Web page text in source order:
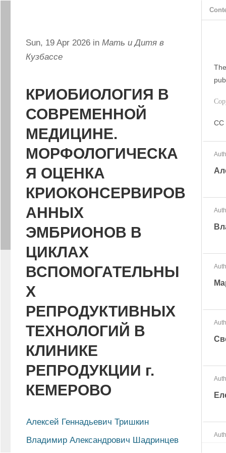
Sun, 19 Apr 2026 in Мать и Дитя в
Кузбассе
КРИОБИОЛОГИЯ В
СОВРЕМЕННОЙ
МЕДИЦИНЕ.
МОРФОЛОГИЧЕСКА
Я ОЦЕНКА
КРИОКОНСЕРВИРОВ
АННЫХ
ЭМБРИОНОВ В
ЦИКЛАХ
ВСПОМОГАТЕЛЬНЫ
Х
РЕПРОДУКТИВНЫХ
ТЕХНОЛОГИЙ В
КЛИНИКЕ
РЕПРОДУКЦИИ г.
КЕМЕРОВО
Алексей Геннадьевич Тришкин
Владимир Александрович Шадринцев
CC